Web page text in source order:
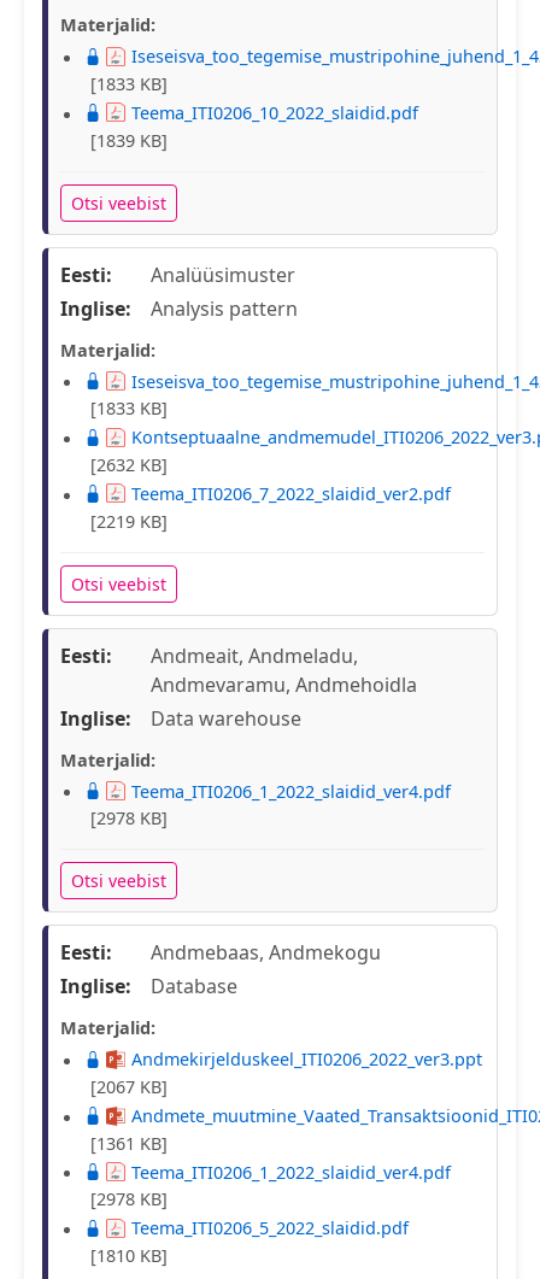
Materjalid:
[1833 KB]
Teema_ITI0206_10_2022_slaidid.pdf
[1839 KB]
Otsi veebist
Eesti:
Analüüsimuster
Inglise:
Analysis pattern
Materjalid:
[1833 KB]
[2632 KB]
Teema_ITI0206_7_2022_slaidid_ver2.pdf
[2219 KB]
Otsi veebist
Eesti:
Andmeait, Andmeladu,
Andmevaramu, Andmehoidla
Inglise:
Data warehouse
Materjalid:
Teema_ITI0206_1_2022_slaidid_ver4.pdf
[2978 KB]
Otsi veebist
Eesti:
Andmebaas, Andmekogu
Inglise:
Database
Materjalid:
Andmekirjelduskeel_ITI0206_2022_ver3.ppt
[2067 KB]
[1361 KB]
Teema_ITI0206_1_2022_slaidid_ver4.pdf
[2978 KB]
Teema_ITI0206_5_2022_slaidid.pdf
[1810 KB]